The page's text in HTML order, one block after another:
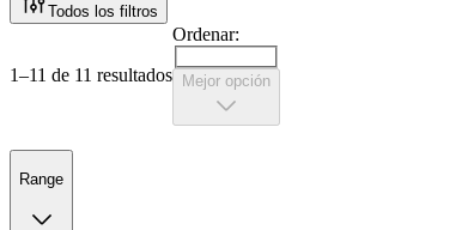
Todos los filtros
1–11 de 11 resultados
Ordenar:
Mejor opción
Range